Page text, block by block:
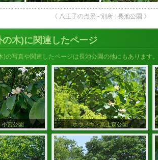
《 八王子の点景 - 別所 : 長池公園 》
木)に関連したページ
)の写真や関連したページは長池公園の他にもあります。
宮公園 ホウノキ - 富士森公園